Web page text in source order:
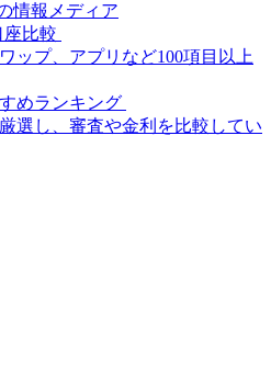
情報メディア
座比較
ップ、アプリなど100項目以上
めランキング
選し、審査や金利を比較してい